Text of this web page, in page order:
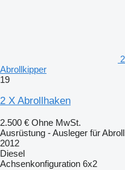
Abrollkipper
19
2 X Abrollhaken
2.500 € Ohne MwSt.
Ausrüstung - Ausleger für
2012
Diesel
Achsenkonfiguration 6x2